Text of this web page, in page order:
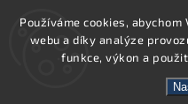
Používáme cookies,
webu a díky analýze
funkce, výkon a